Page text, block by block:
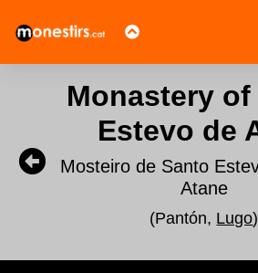
Monastery of
Estevo de
Mosteiro de Santo
Atane
(Pantón, Lugo)